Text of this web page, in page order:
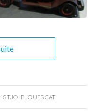
STJO-PLOUESCAT